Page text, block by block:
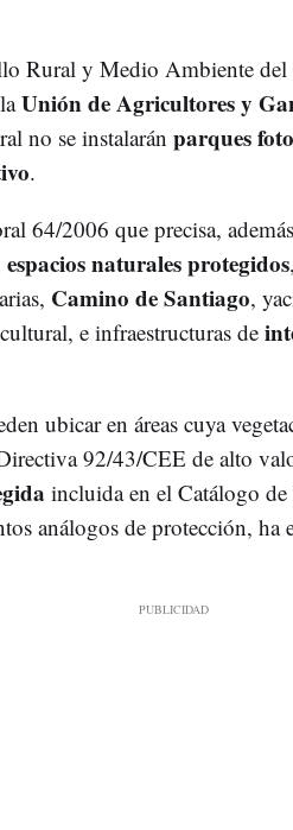
Rural y Medio Ambiente
Unión de Agricultores y
no se instalarán parques
.
64/2006 que precisa,
espacios naturales protegidos
Camino de Santiago,
e infraestructuras de
ubicar en áreas cuya
92/43/CEE de alto
incluida en el Catálogo
análogos de protección,